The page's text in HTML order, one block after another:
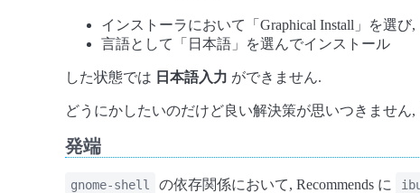
インストーラにおいて「Graphical Install」を選び,
言語として「日本語」を選んでインストール
した状態では 日本語入力 ができません.
どうにかしたいのだけど良い解決策が思いつきません,
発端
gnome-shell の依存関係において, Recommends に